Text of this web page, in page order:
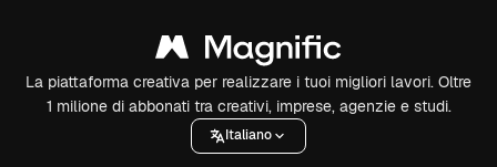
La piattaforma creativa per realizzare i tuoi migliori lavori. Oltre
1 milione di abbonati tra creativi, imprese, agenzie e studi.
Italiano